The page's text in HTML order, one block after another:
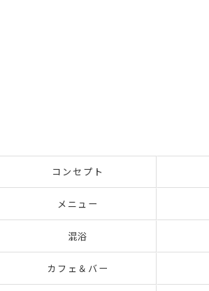
コンセプト
メニュー
混浴
カフェ＆バー